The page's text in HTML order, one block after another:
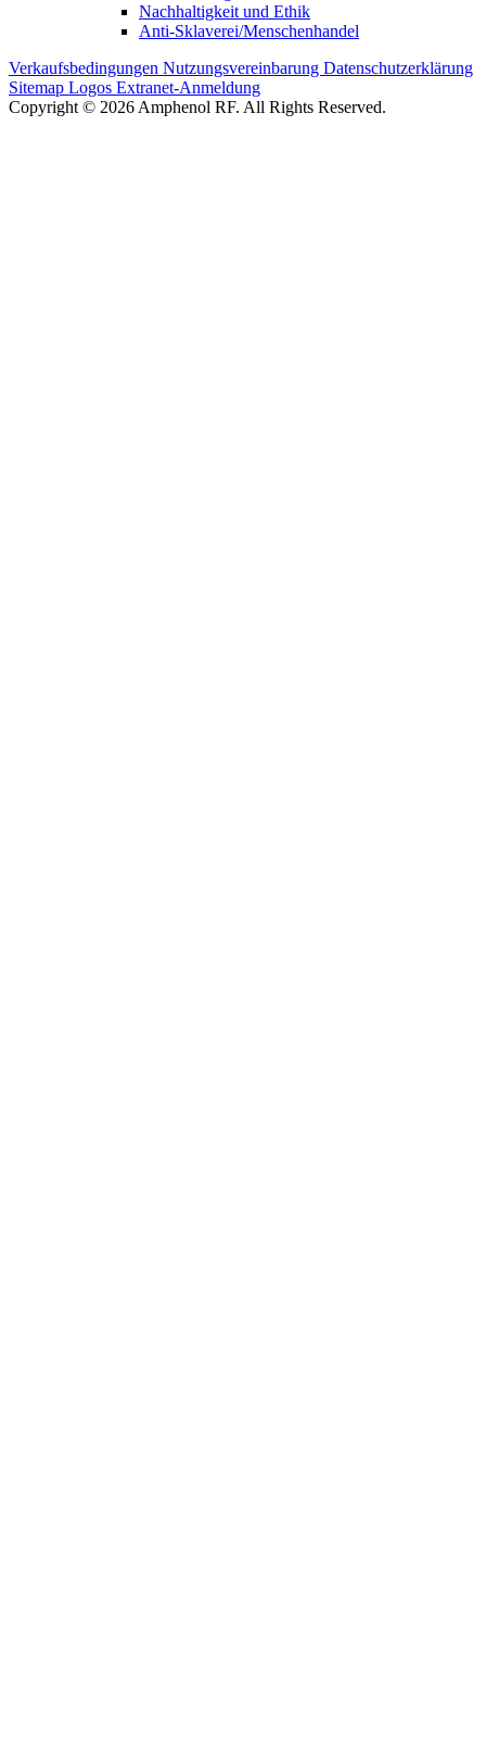
Nachhaltigkeit und Ethik
Anti-Sklaverei/Menschenhandel
Verkaufsbedingungen Nutzungsvereinbarung Datenschutzerklärung
Sitemap Logos Extranet-Anmeldung
Copyright © 2026 Amphenol RF. All Rights Reserved.